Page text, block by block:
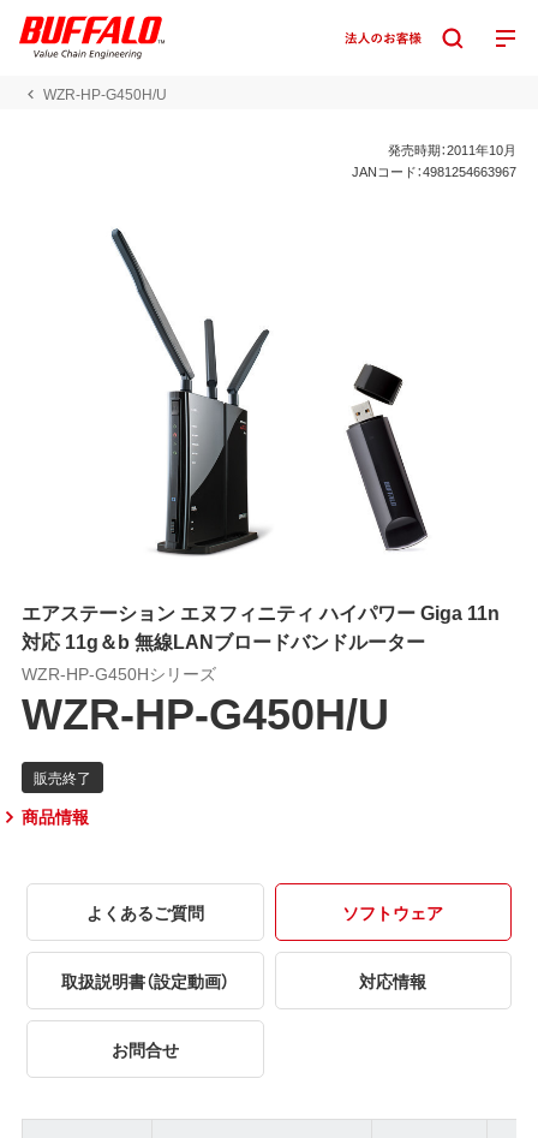
WZR-HP-G450H/U
発売時期：2011年10月
JANコード：4981254663967
エアステーション エヌフィニティ ハイパワー Giga 11n
対応 11g＆b 無線LANブロードバンドルーター
WZR-HP-G450Hシリーズ
WZR-HP-G450H/U
商品情報
よくあるご質問 ソフトウェア
取扱説明書（設定動画） 対応情報
お問合せ